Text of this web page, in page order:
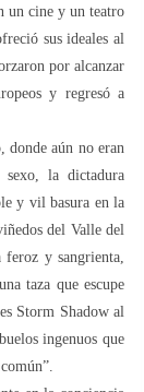
un cine y un teatro
sus ideales al
por alcanzar
y regresó a
donde aún no eran
la dictadura
y vil basura en la
del Valle del
y sangrienta,
taza que escupe
Storm Shadow al
ingenuos que